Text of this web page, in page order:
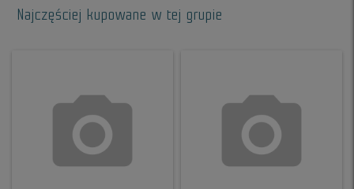
Najczęściej kupowane w tej grupie